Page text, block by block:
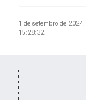
1 de setembro de 2024.
15:28:32